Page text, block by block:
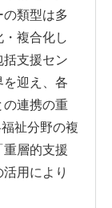
類型は多
複合化し
括支援セン
を迎え、各
の連携の重
祉分野の複
層的支援
用により